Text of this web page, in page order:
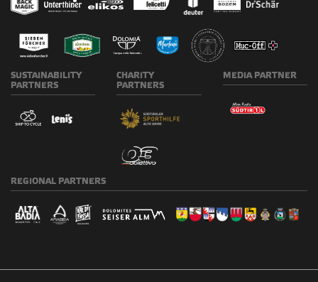
SUSTAINABILITY
PARTNERS
CHARITY
PARTNERS
MEDIAPARTNER
REGIONAL PARTNERS